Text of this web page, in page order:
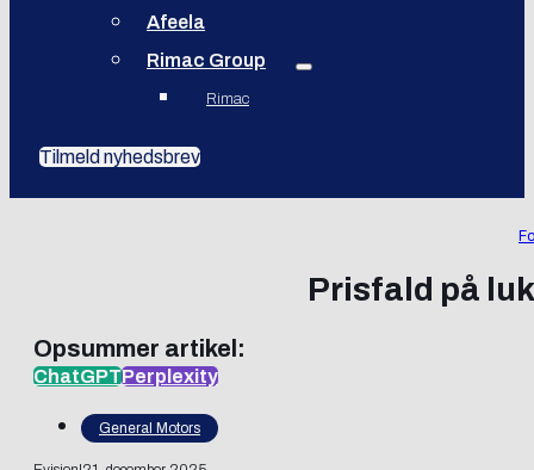
Afeela
Rimac Group
Rimac
Tilmeld nyhedsbrev
Prisfald på
Opsummer artikel:
ChatGPTPerplexity
General Motors